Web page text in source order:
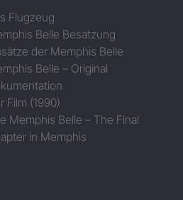
Flugzeug
Belle Besatzung
der Memphis Belle
Belle – Original
Film (1990)
Memphis Belle – The Final
in Memphis